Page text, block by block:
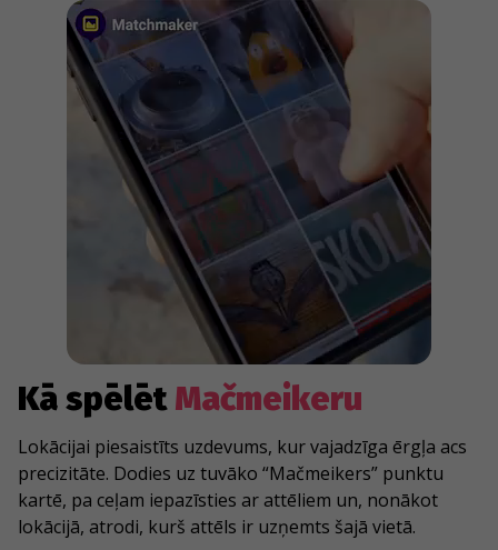
Kā spēlētMačmeikeru
Lokācijai piesaistīts uzdevums, kur vajadzīga ērgļa acs
precizitāte. Dodies uz tuvāko “Mačmeikers” punktu
kartē, pa ceļam iepazīsties ar attēliem un, nonākot
lokācijā, atrodi, kurš attēls ir uzņemts šajā vietā.